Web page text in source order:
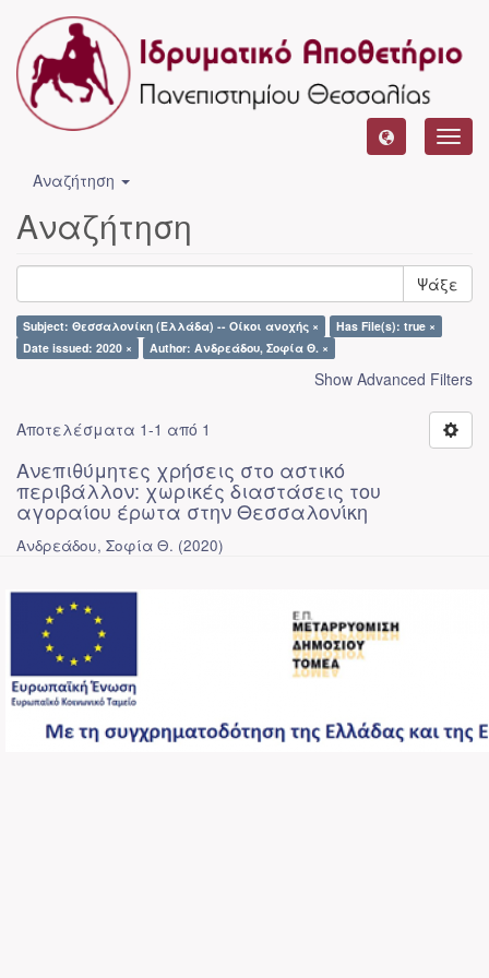
Αναζήτηση
Αναζήτηση
Ψάξε
Subject: Θεσσαλονίκη (Ελλάδα) -- Οίκοι ανοχής ×
Has File(s): true ×
Date issued: 2020 ×
Author: Ανδρεάδου, Σοφία Θ. ×
Show Advanced Filters
Αποτελέσματα 1-1 από 1
Ανεπιθύμητες χρήσεις στο αστικό
περιβάλλον: χωρικές διαστάσεις του
αγοραίου έρωτα στην Θεσσαλονίκη
Ανδρεάδου, Σοφία Θ. (2020)